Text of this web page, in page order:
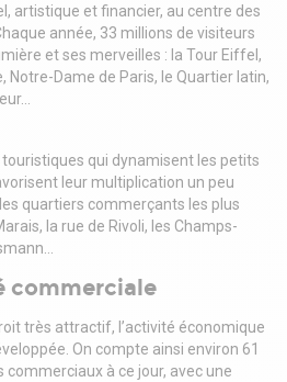
artistique et financier, au centre des
année, 33 millions de visiteurs
et ses merveilles : la Tour Eiffel,
Notre-Dame de Paris, le Quartier latin,
qui dynamisent les petits
leur multiplication un peu
quartiers commerçants les plus
la rue de Rivoli, les Champs-
commerciale
très attractif, l’activité économique
On compte ainsi environ 61
à ce jour, avec une